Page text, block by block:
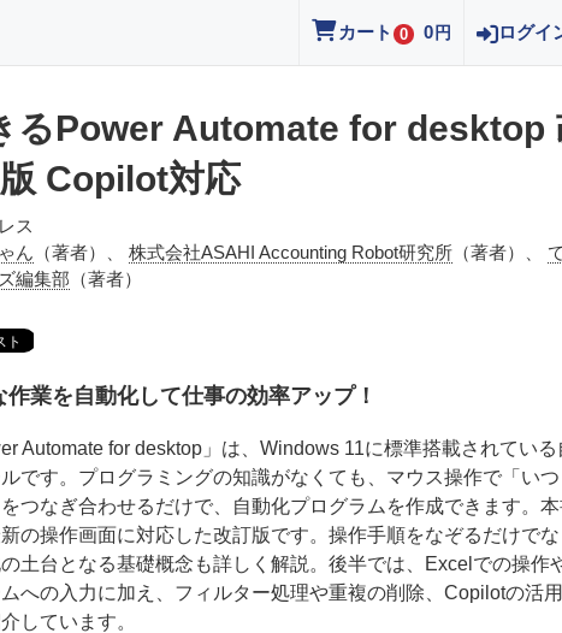
カート 0 0 円 ログイ
るPower Automate for desktop
Copilot対応
ス
ん （著者）、 株式会社ASAHI Accounting Robot研究所 （著者）、
編集部 （著者）
作業を自動化して仕事の効率アップ！
Automate for desktop」は、Windows 11に標準搭載されている
です。プログラミングの知識がなくても、マウス操作で「い
つなぎ合わせるだけで、自動化プログラムを作成できます。
の操作画面に対応した改訂版です。操作手順をなぞるだけで
土台となる基礎概念も詳しく解説。後半では、Excelでの操作
への入力に加え、フィルター処理や重複の削除、Copilotの活
しています。